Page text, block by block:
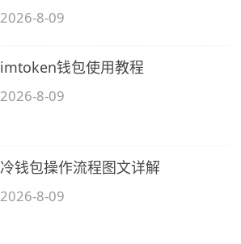
2026-8-09
imtoken钱包使用教程
2026-8-09
冷钱包操作流程图文详解
2026-8-09